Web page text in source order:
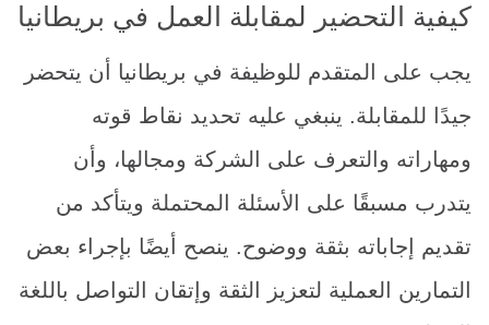
كيفية التحضير لمقابلة العمل في بريطانيا
يجب على المتقدم للوظيفة في بريطانيا أن يتحضر
جيدًا للمقابلة. ينبغي عليه تحديد نقاط قوته
ومهاراته والتعرف على الشركة ومجالها، وأن
يتدرب مسبقًا على الأسئلة المحتملة ويتأكد من
تقديم إجاباته بثقة ووضوح. ينصح أيضًا بإجراء بعض
التمارين العملية لتعزيز الثقة وإتقان التواصل باللغة